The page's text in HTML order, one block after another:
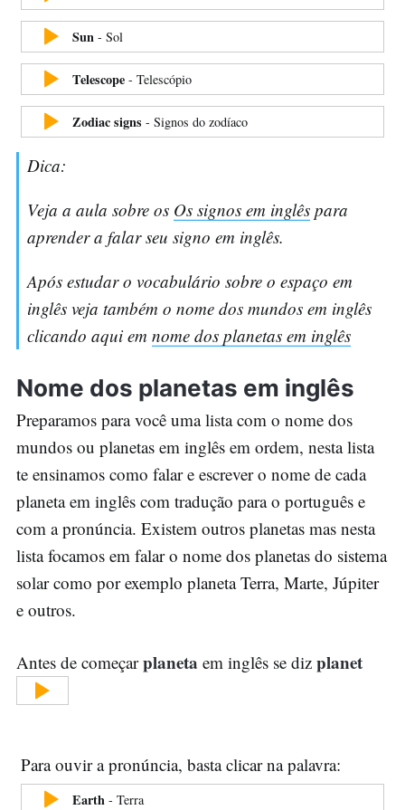
Sun- Sol
Telescope- Telescópio
Zodiac signs - Signos do zodíaco
Dica:
Veja a aula sobre os Os signos em inglês para
aprender a falar seu signo em inglês.
Após estudar o vocabulário sobre o espaço em
inglês veja também o nome dos mundos em inglês
clicando aqui emnome dos planetas em inglês
Nome dos planetas em inglês
Preparamos para você uma lista com o nome dos
mundos ou planetas em inglês em ordem, nesta lista
te ensinamos como falar e escrever o nome de cada
planeta em inglês com tradução para o português e
com a pronúncia. Existem outros planetas mas nesta
lista focamos em falar o nome dos planetas do sistema
solar como por exemplo planeta Terra, Marte, Júpiter
e outros.
Antes de começarplaneta em inglês se diz planet
Para ouvir a pronúncia, basta clicar na palavra:
Earth - Terra